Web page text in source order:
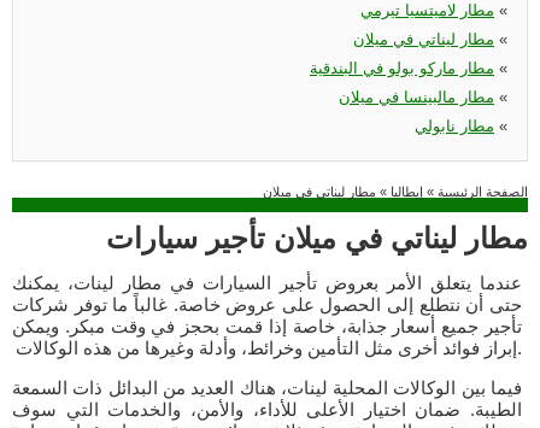
مطار لاميتسيا تيرمي «
مطار ليناتي في ميلان «
مطار ماركو بولو في البندقية «
مطار مالبينسا في ميلان «
مطار نابولي «
الصفحة الرئيسية » إيطاليا » مطار ليناتي في ميلان
مطار ليناتي في ميلان تأجير سيارات
عندما يتعلق الأمر بعروض تأجير السيارات في مطار لينات، يمكنك
حتى أن نتطلع إلى الحصول على عروض خاصة. غالباً ما توفر شركات
تأجير جميع أسعار جذابة، خاصة إذا قمت بحجز في وقت مبكر. ويمكن
إبراز فوائد أخرى مثل التأمين وخرائط، وأدلة وغيرها من هذه الوكالات.
فيما بين الوكالات المحلية لينات، هناك العديد من البدائل ذات السمعة
الطيبة. ضمان اختيار الأعلى للأداء، والأمن، والخدمات التي سوف